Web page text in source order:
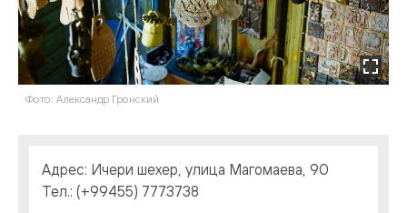
Фото: Александр Гронский
Адрес: Ичери шехер, улица Магомаева, 90
Тел.: (+99455) 7773738